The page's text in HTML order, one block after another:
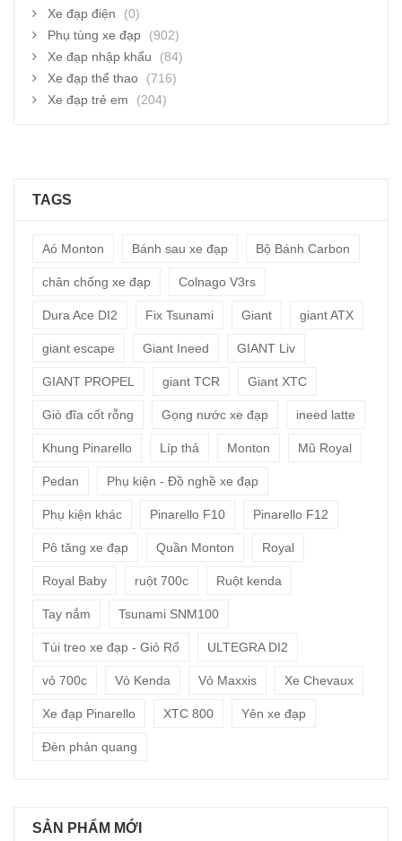
Xe đạp điện
(0)
Phụ tùng xe đạp
(902)
Xe đạp nhập khẩu
(84)
Xe đạp thể thao
(716)
Xe đạp trẻ em
(204)
TAGS
Aó Monton Bánh sau xe đạp Bộ Bánh Carbon
chân chống xe đạp Colnago V3rs
Dura Ace DI2 Fix Tsunami Giant giant ATX
giant escape Giant Ineed GIANT Liv
GIANT PROPEL giant TCR Giant XTC
Giò đĩa cốt rỗng Gọng nước xe đạp ineed latte
Khung Pinarello Líp thả Monton Mũ Royal
Pedan Phụ kiện - Đồ nghề xe đạp
Phụ kiện khác Pinarello F10 Pinarello F12
Pô tăng xe đạp Quần Monton Royal
Royal Baby ruột 700c Ruột kenda
Tay nắm Tsunami SNM100
Túi treo xe đạp - Giỏ Rổ ULTEGRA DI2
vỏ 700c Vỏ Kenda Vỏ Maxxis Xe Chevaux
Xe đạp Pinarello XTC 800 Yên xe đạp
Đèn phản quang
SẢN PHẨM MỚI